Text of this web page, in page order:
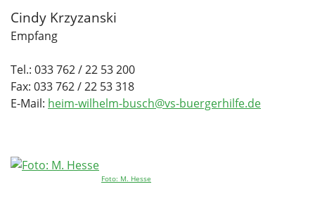
Cindy Krzyzanski
Empfang
Tel.: 033 762 / 22 53 200
Fax: 033 762 / 22 53 318
E-Mail: heim-wilhelm-busch@vs-buergerhilfe.de
Foto: M. Hesse